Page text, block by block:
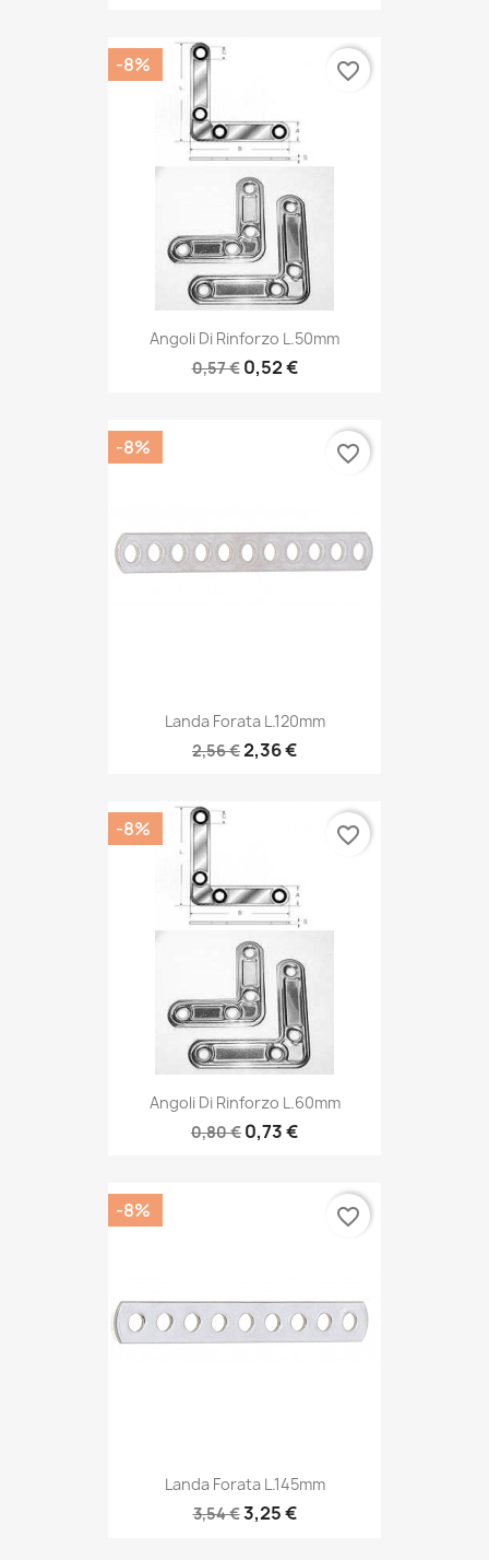
Angoli Di Rinforzo L.50mm
0,57 € 0,52 €
-8% favorite_border
Landa Forata L.120mm
2,56 €2,36 €
-8% favorite_border
Angoli Di Rinforzo L.60mm
0,80 € 0,73 €
-8% favorite_border
Landa Forata L.145mm
3,54 €3,25 €
-8% favorite_border